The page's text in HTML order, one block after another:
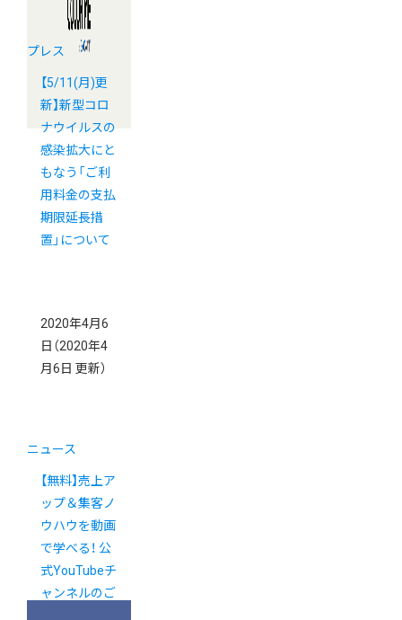
プレス
【5/11(月)更
新】新型コロ
ナウイルスの
感染拡大にと
もなう「ご利
用料金の支払
期限延長措
置」について
2020年4月6
日 （2020年4
月6日 更新）
ニュース
【無料】売上ア
ップ＆集客ノ
ウハウを動画
で学べる！ 公
式YouTubeチ
ャンネルのご